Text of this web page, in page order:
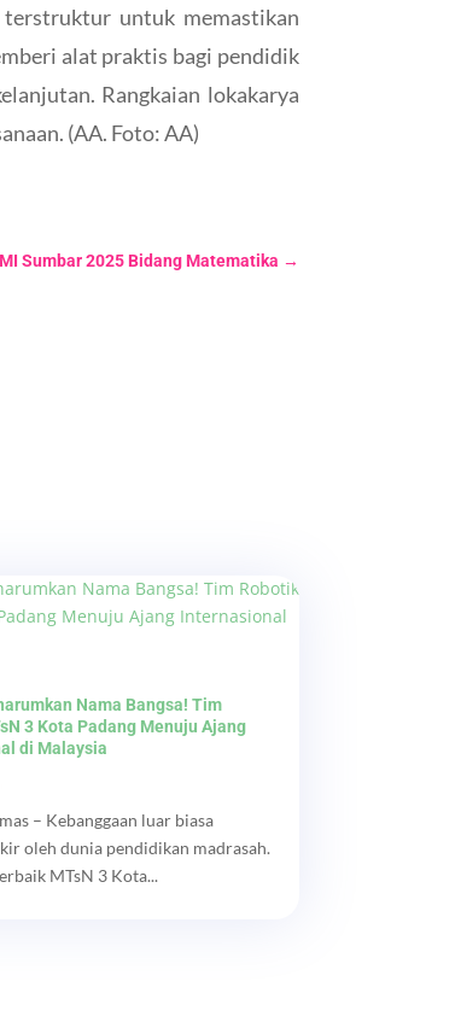
terstruktur untuk memastikan
alat praktis bagi pendidik
Rangkaian lokakarya
(AA. Foto: AA)
Sumbar 2025 Bidang Matematika →
Nama Bangsa! Tim
3 Kota Padang Menuju Ajang
di Malaysia
– Kebanggaan luar biasa
oleh dunia pendidikan madrasah.
MTsN 3 Kota...